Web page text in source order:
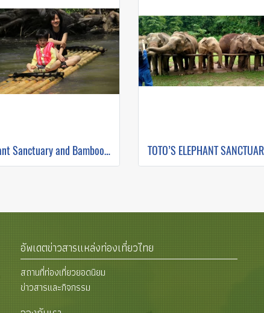
Elephant Sanctuary and Bamboo Rafting
อัพเดตข่าวสารแหล่งท่องเที่ยวไทย
สถานที่ท่องเที่ยวยอดนิยม
ข่าวสารและกิจกรรม